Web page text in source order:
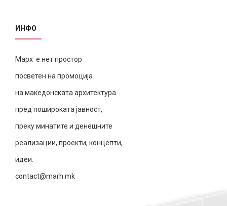
ИНФО
Марх е нет простор
посветен на промоција
на македонската архитектура
пред пошироката јавност,
преку минатите и денешните
реализации, проекти, концепти,
идеи.
contact@marh.mk